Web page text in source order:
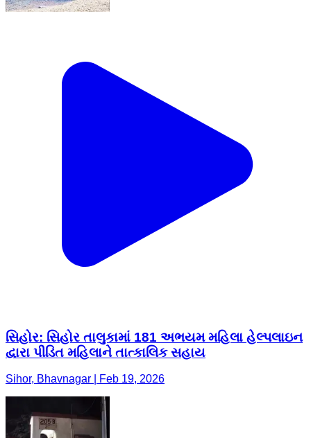
સિહોર: સિહોર તાલુકામાં 181 અભયમ મહિલા હેલ્પલાઇન
દ્વારા પીડિત મહિલાને તાત્કાલિક સહાય
Sihor, Bhavnagar | Feb 19, 2026